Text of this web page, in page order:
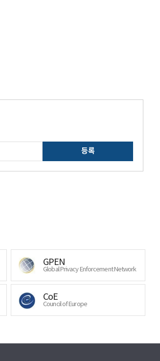
등록
GPEN
Global Privacy Enforcement Network
CoE
Council of Europe